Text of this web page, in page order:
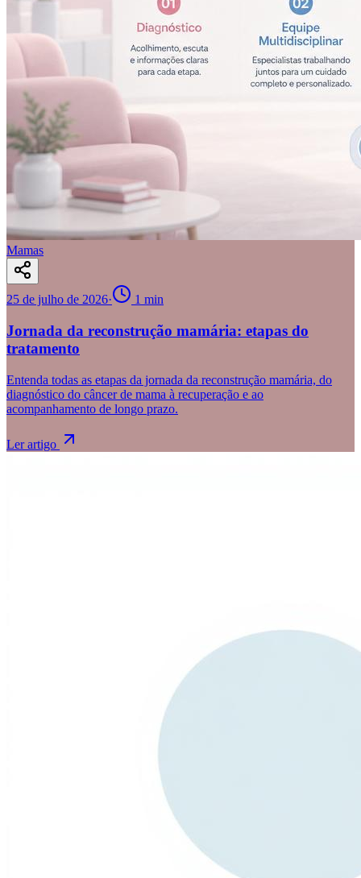
Mamas
25 de julho de 2026· 1 min
Jornada da reconstrução mamária: etapas do
tratamento
Entenda todas as etapas da jornada da reconstrução mamária, do
diagnóstico do câncer de mama à recuperação e ao
acompanhamento de longo prazo.
Ler artigo